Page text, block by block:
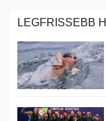
LEGFRISSEBB